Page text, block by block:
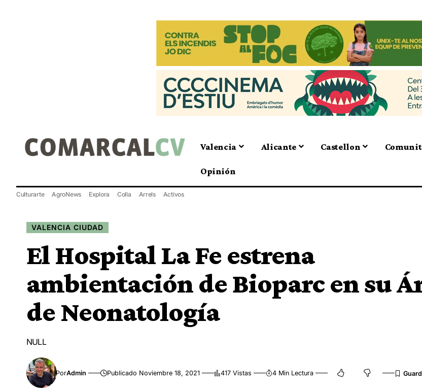
Valencia Alicante Castellon
Opinión
Culturarte AgroNews Explora Colla Arrels Activos
VALENCIA CIUDAD
El Hospital La Fe estrena
ambientación de Bioparc en su
de Neonatología
NULL
PorAdmin Publicado Noviembre 18, 2021 417 Vistas 4 Min Lectura